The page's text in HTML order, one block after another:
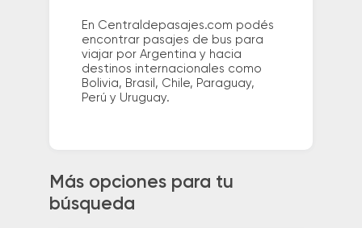
En Centraldepasajes.com podés
encontrar pasajes de bus para
viajar por Argentina y hacia
destinos internacionales como
Bolivia, Brasil, Chile, Paraguay,
Perú y Uruguay.
Más opciones para tu
búsqueda